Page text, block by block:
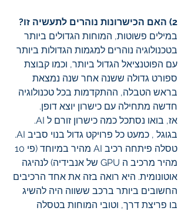
2) האם הכישרונות נוהרים לתעשיה זו?
במילים פשוטות, המוחות הגדולים ביותר
בטכנולוגיה נוהרים למגמות הגדולות ביותר
עם הפוטנציאל הגדול ביותר, וכמו קבוצת
ספורט גדולה ששנה אחר שנה נמצאת
בראש הטבלה, ההתקדמות בכל טכנולוגיה
חדשה מתחילה עם כישרון יוצא דופן.
אז, בואו נסתכל כמה כישרון זורם ל AI.
בגוגל , כמעט כל פרויקט גדול בנוי סביב AI.
מהיר מרכיב ה GPU של אנבידיה) לנהיגה
אוטונומית. היא רואה בזה את אחד הרכיבים
החשובים ביותר ברכב ששווה היה להשיג
בו פריצת דרך, וטובי המוחות בטסלה